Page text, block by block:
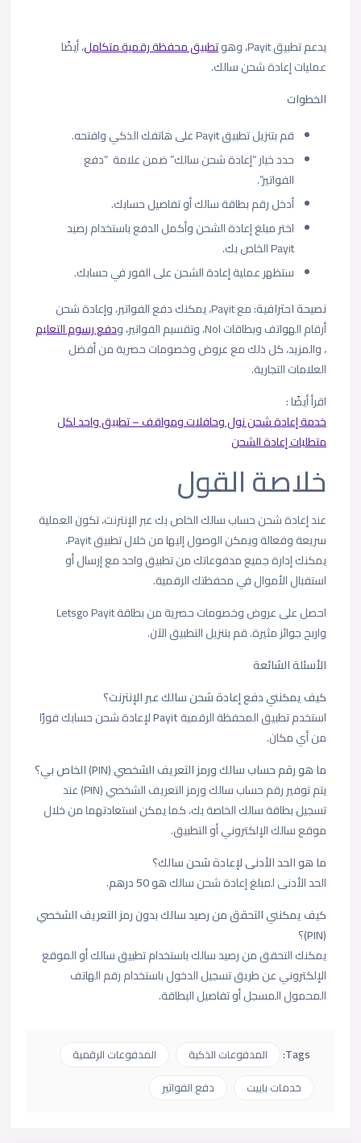
يدعم تطبيق Payit، وهو تطبيق محفظة رقمية متكامل، أيضًا
عمليات إعادة شحن سالك.
الخطوات
قم بتنزيل تطبيق Payit على هاتفك الذكي وافتحه.
حدد خيار “إعادة شحن سالك” ضمن علامة “دفع
الفواتير”.
أدخل رقم بطاقة سالك أو تفاصيل حسابك.
اختر مبلغ إعادة الشحن وأكمل الدفع باستخدام رصيد
Payit الخاص بك.
ستظهر عملية إعادة الشحن على الفور في حسابك.
نصيحة احترافية:
مع Payit، يمكنك دفع الفواتير، وإعادة شحن
أرقام الهواتف وبطاقات Nol، وتقسيم الفواتير، و
دفع رسوم التعليم
، والمزيد، كل ذلك مع عروض وخصومات حصرية من أفضل
العلامات التجارية.
اقرأأيضًا:
خدمة إعادة شحن نول وحافلات ومواقف – تطبيق واحد لكل
متطلبات إعادة الشحن
خلاصة القول
عند إعادة شحن حساب سالك الخاص بك عبر الإنترنت، تكون العملية
سريعة وفعالة ويمكن الوصول إليها من خلال تطبيق Payit،
يمكنك إدارة جميع مدفوعاتك من تطبيق واحد مع إرسال أو
استقبال الأموال في محفظتك الرقمية.
احصل على عروض وخصومات حصرية من بطاقة Letsgo Payit
واربح جوائز مثيرة. قم بتنزيل التطبيق الآن.
الأسئلة الشائعة
كيف يمكنني دفع إعادة شحن سالك عبر الإنترنت؟
استخدم تطبيق المحفظة الرقميةPayitلإعادة شحن حسابك فورًا
من أي مكان.
ما هو رقم حساب سالك ورمز التعريف الشخصي (PIN) الخاص بي؟
يتم توفير رقم حساب سالك ورمز التعريف الشخصي (PIN) عند
تسجيل بطاقة سالك الخاصة بك، كما يمكن استعادتهما من خلال
موقع سالك الإلكتروني أو التطبيق.
ما هو الحد الأدنى لإعادة شحن سالك؟
الحد الأدنى لمبلغ إعادة شحن سالك هو50 درهم
.
كيف يمكنني التحقق من رصيد سالك بدون رمز التعريف الشخصي
(PIN)؟
يمكنك التحقق من رصيد سالك باستخدام تطبيق سالك أو الموقع
الإلكتروني عن طريق تسجيل الدخول باستخدام رقم الهاتف
المحمول المسجل أو تفاصيل البطاقة.
Tags: المدفوعات الذكية
المدفوعات الرقمية
خدمات باييت
دفع الفواتير